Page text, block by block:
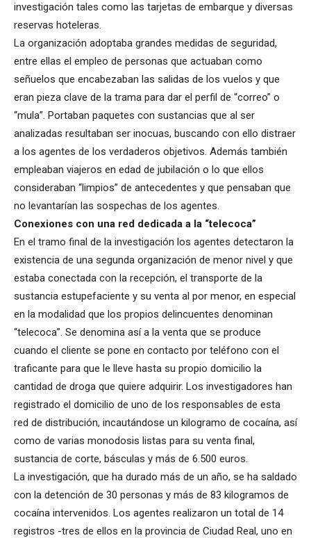
investigación tales como las tarjetas de embarque y diversas
reservas hoteleras.
La organización adoptaba grandes medidas de seguridad,
entre ellas el empleo de personas que actuaban como
señuelos que encabezaban las salidas de los vuelos y que
eran pieza clave de la trama para dar el perfil de “correo” o
“mula”. Portaban paquetes con sustancias que al ser
analizadas resultaban ser inocuas, buscando con ello distraer
a los agentes de los verdaderos objetivos. Además también
empleaban viajeros en edad de jubilación o lo que ellos
consideraban “limpios” de antecedentes y que pensaban que
no levantarían las sospechas de los agentes.
Conexiones con una red dedicada a la “telecoca”
En el tramo final de la investigación los agentes detectaron la
existencia de una segunda organización de menor nivel y que
estaba conectada con la recepción, el transporte de la
sustancia estupefaciente y su venta al por menor, en especial
en la modalidad que los propios delincuentes denominan
“telecoca”. Se denomina así a la venta que se produce
cuando el cliente se pone en contacto por teléfono con el
traficante para que le lleve hasta su propio domicilio la
cantidad de droga que quiere adquirir. Los investigadores han
registrado el domicilio de uno de los responsables de esta
red de distribución, incautándose un kilogramo de cocaína, así
como de varias monodosis listas para su venta final,
sustancia de corte, básculas y más de 6.500 euros.
La investigación, que ha durado más de un año, se ha saldado
con la detención de 30 personas y más de 83 kilogramos de
cocaína intervenidos. Los agentes realizaron un total de 14
registros -tres de ellos en la provincia de Ciudad Real, uno en